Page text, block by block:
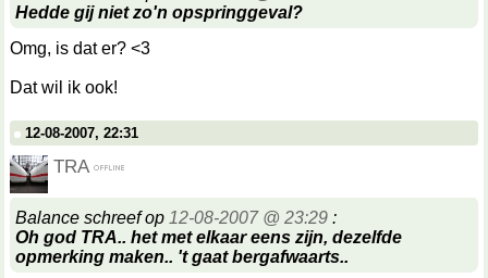
Hedde gij niet zo'n opspringgeval?
Omg, is dat er? <3
Dat wil ik ook!
12-08-2007, 22:31
TRA
Balance schreef op 12-08-2007 @ 23:29 :
Oh god TRA.. het met elkaar eens zijn, dezelfde
opmerking maken.. 't gaat bergafwaarts..